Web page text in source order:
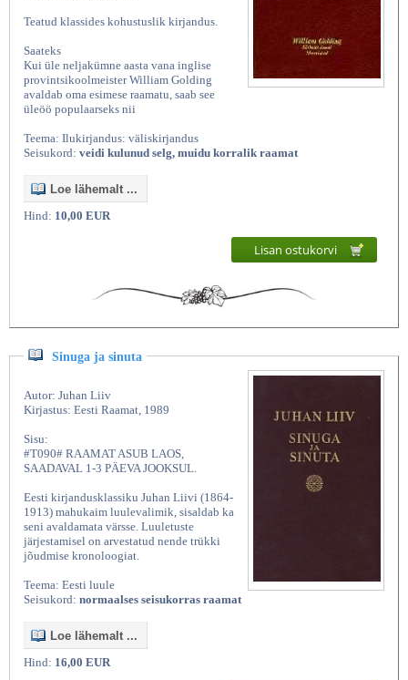
Teatud klassides kohustuslik kirjandus.
Saateks
Kui üle neljakümne aasta vana inglise
provintsikoolmeister William Golding
avaldab oma esimese raamatu, saab see
üleöö populaarseks nii
Teema: Ilukirjandus: väliskirjandus
Seisukord: veidi kulunud selg, muidu korralik raamat
Loe lähemalt ...
Hind: 10,00 EUR
Lisan ostukorvi
Sinuga ja sinuta
Autor: Juhan Liiv
Kirjastus: Eesti Raamat, 1989
Sisu:
#T090# RAAMAT ASUB LAOS,
SAADAVAL 1-3 PÄEVA JOOKSUL.
Eesti kirjandusklassiku Juhan Liivi (1864-
1913) mahukaim luulevalimik, sisaldab ka
seni avaldamata värsse. Luuletuste
järjestamisel on arvestatud nende trükki
jõudmise kronoloogiat.
Teema: Eesti luule
Seisukord: normaalses seisukorras raamat
Loe lähemalt ...
Hind: 16,00 EUR